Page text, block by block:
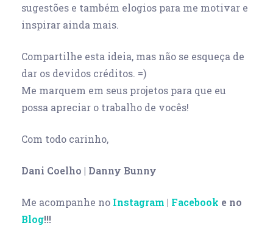
sugestões e também elogios para me motivar e
inspirar ainda mais.
Compartilhe esta ideia, mas não se esqueça de
dar os devidos créditos. =)
Me marquem em seus projetos para que eu
possa apreciar o trabalho de vocês!
Com todo carinho,
Dani Coelho | Danny Bunny
Me acompanhe no Instagram | Facebook e no
Blog!!!